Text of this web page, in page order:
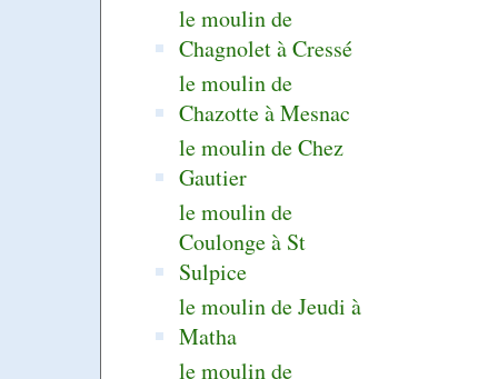
le moulin de
Chagnolet à Cressé
le moulin de
Chazotte à Mesnac
le moulin de Chez
Gautier
le moulin de
Coulonge à St
Sulpice
le moulin de Jeudi à
Matha
le moulin de